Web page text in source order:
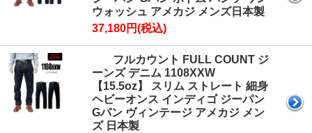
ウォッシュ アメカジ メンズ日本製
37,180円(税込)
フルカウント FULL COUNT ジ
ーンズ デニム 1108XXW
【15.5oz】 スリム ストレート 細身
ヘビーオンス インディゴ ジーパン
Gパン ヴィンテージ アメカジ メン
ズ 日本製